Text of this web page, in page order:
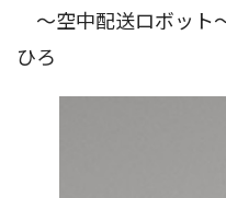
〜空中配送ロボット
ひろ